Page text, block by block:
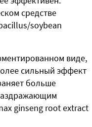
средстве
soybean
виде,
сильный эффект
больше
ginseng root extract